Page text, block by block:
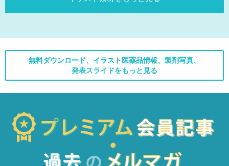
無料ダウンロード、イラスト医薬品情報、製剤写真、
発表スライドをもっと見る